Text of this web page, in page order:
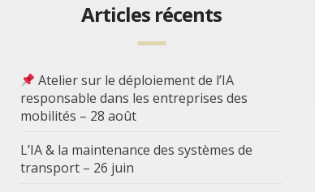
Articles récents
Atelier sur le déploiement de l’IA
responsable dans les entreprises des
mobilités – 28 août
L’IA & la maintenance des systèmes de
transport – 26 juin